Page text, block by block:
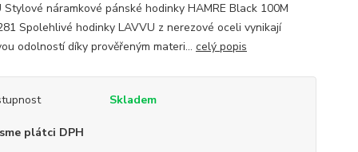
Stylové náramkové pánské hodinky HAMRE Black 100M
Spolehlivé hodinky LAVVU z nerezové oceli vynikají
odolností díky prověřeným materi... celý popis
Skladem
plátci DPH